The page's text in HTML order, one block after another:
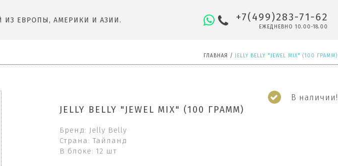
ИЗ ЕВРОПЫ, АМЕРИКИ И АЗИИ. +7(499)283-71-62
ЕЖЕДНЕВНО 10.00-18.00
ГЛАВНАЯ / JELLY BELLY "JEWEL MIX" (100 ГРАММ)
В наличии!
JELLY BELLY "JEWEL MIX" (100 ГРАММ)
Бренд: Jelly Belly
Страна: Тайланд
В блоке: 12 шт